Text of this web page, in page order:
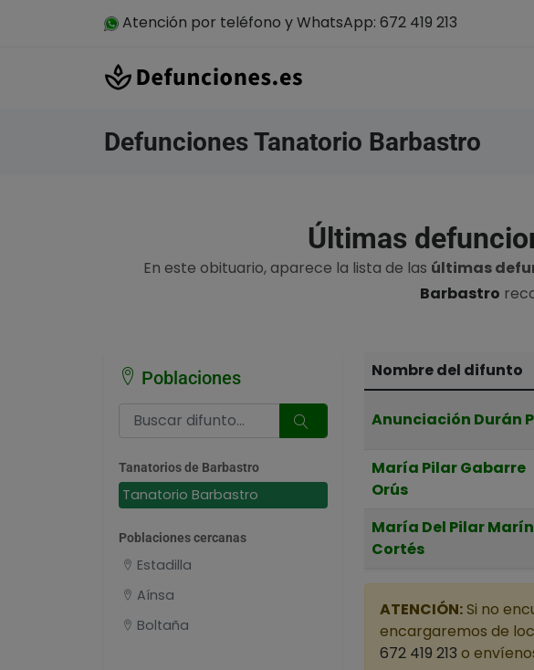
Atención por teléfono y WhatsApp: 672 419 213
Defunciones Tanatorio Barbastro
Últimas
En este obituario, aparece la lista de las últimas
Barbastro
Poblaciones
Tanatorios de Barbastro
Tanatorio Barbastro
Poblaciones cercanas
Estadilla
Aínsa
Boltaña
Nombre del difunto
Anunciación Durán
María Pilar Gabarre
Orús
María Del Pilar Marín
Cortés
ATENCIÓN:Si no
encargaremos de
672 419 213 o